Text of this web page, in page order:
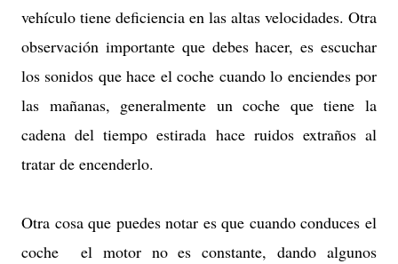
vehículo tiene deficiencia en las altas velocidades. Otra
observación importante que debes hacer, es escuchar
los sonidos que hace el coche cuando lo enciendes por
las mañanas, generalmente un coche que tiene la
cadena del tiempo estirada hace ruidos extraños al
tratar de encenderlo.
Otra cosa que puedes notar es que cuando conduces el
coche el motor no es constante, dando algunos